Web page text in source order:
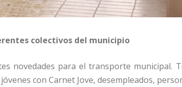
colectivos del municipio
novedades para el transporte municipal.
con Carnet Jove, desempleados,